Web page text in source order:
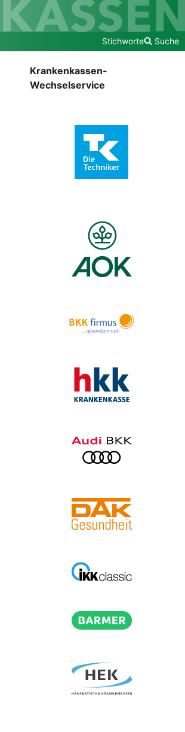
Stichworte Suche
Krankenkassen-
Wechselservice